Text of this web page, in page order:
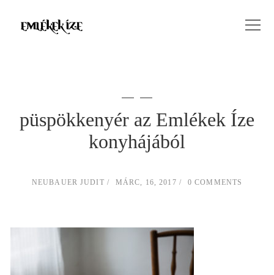
püspökkenyér az Emlékek Íze
konyhájából
NEUBAUER JUDIT MÁRC, 16, 2017 0 COMMENTS